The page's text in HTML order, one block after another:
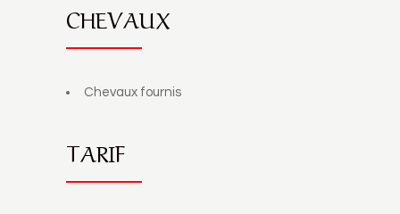
CHEVAUX
Chevaux fournis
TARIF